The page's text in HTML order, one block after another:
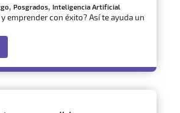
, Posgrados, Inteligencia Artificial
emprender con éxito? Así te ayuda un